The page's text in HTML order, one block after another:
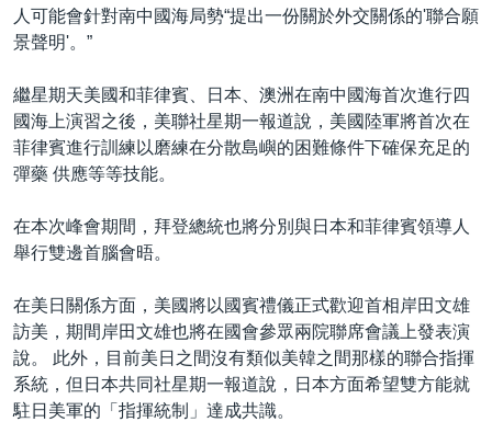
人可能會針對南中國海局勢“提出一份關於外交關係的'聯合願
景聲明'。”
繼星期天美國和菲律賓、日本、澳洲在南中國海首次進行四
國海上演習之後，美聯社星期一報道說，美國陸軍將首次在
菲律賓進行訓練以磨練在分散島嶼的困難條件下確保充足的
彈藥 供應等等技能。
在本次峰會期間，拜登總統也將分別與日本和菲律賓領導人
舉行雙邊首腦會晤。
在美日關係方面，美國將以國賓禮儀正式歡迎首相岸田文雄
訪美，期間岸田文雄也將在國會參眾兩院聯席會議上發表演
說。 此外，目前美日之間沒有類似美韓之間那樣的聯合指揮
系統，但日本共同社星期一報道說，日本方面希望雙方能就
駐日美軍的「指揮統制」達成共識。